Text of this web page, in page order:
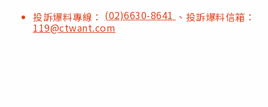
投訴爆料專線： (02)6630-8641 、投訴爆料信箱：
119@ctwant.com